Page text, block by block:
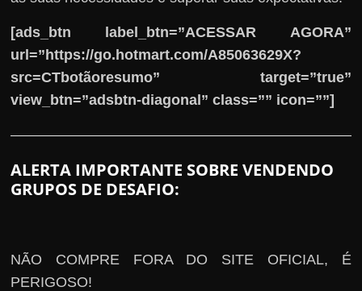
[ads_btn label_btn=”ACESSAR AGORA”
url=”https://go.hotmart.com/A85063629X?
src=CTbotãoresumo” target=”true”
view_btn=”adsbtn-diagonal” class=”” icon=””]
ALERTA IMPORTANTE SOBRE VENDENDO
GRUPOS DE DESAFIO:
NÃO COMPRE FORA DO SITE OFICIAL, É
PERIGOSO!